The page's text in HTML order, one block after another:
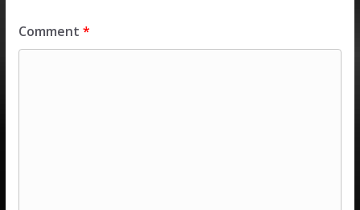
Comment *